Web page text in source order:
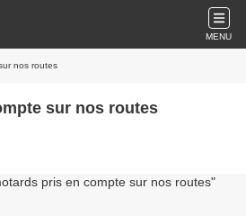
MENU
nos routes
sur nos routes